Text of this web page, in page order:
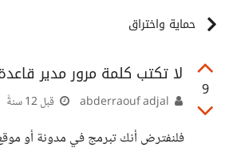
حماية واختراق
9
لا تكتب كلمة مرور مدير
قبل 12 سنةً
فلنفترض أنك تبرمج في مدونة أو